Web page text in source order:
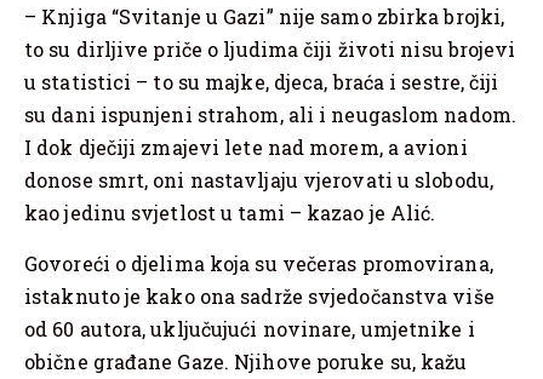
– Knjiga “Svitanje u Gazi” nije samo zbirka brojki,
to su dirljive priče o ljudima čiji životi nisu brojevi
u statistici – to su majke, djeca, braća i sestre, čiji
su dani ispunjeni strahom, ali i neugaslom nadom.
I dok dječiji zmajevi lete nad morem, a avioni
donose smrt, oni nastavljaju vjerovati u slobodu,
kao jedinu svjetlost u tami – kazao je Alić.
Govoreći o djelima koja su večeras promovirana,
istaknuto je kako ona sadrže svjedočanstva više
od 60 autora, uključujući novinare, umjetnike i
obične građane Gaze. Njihove poruke su, kažu